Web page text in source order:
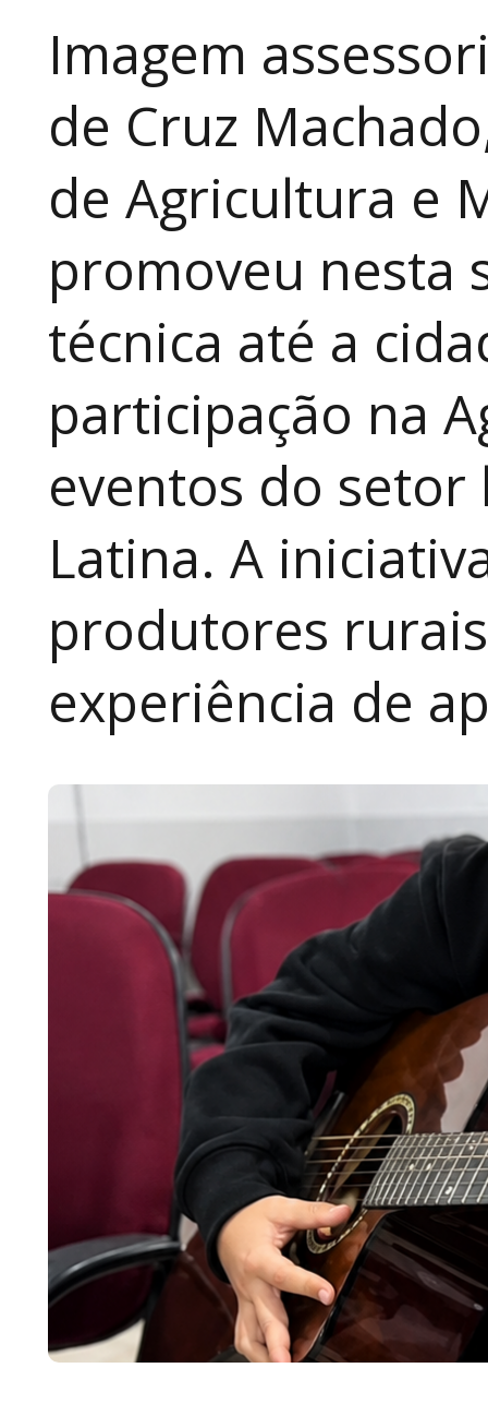
Imagem
de Cruz
de Agricultura e
promoveu nesta
técnica até a
participação na
eventos do
Latina. A
produtores
experiência de